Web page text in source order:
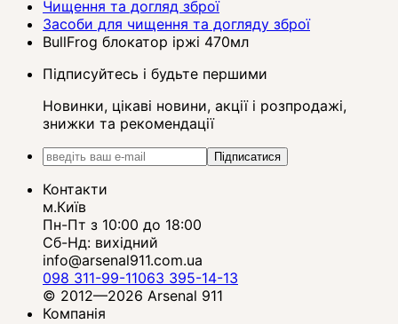
Чищення та догляд зброї
Засоби для чищення та догляду зброї
BullFrog блокатор іржі 470мл
Підписуйтесь і будьте першими
Новинки, цікаві новини, акції і розпродажі,
знижки та рекомендації
Підписатися
Контакти
м.Київ
Пн-Пт з 10:00 до 18:00
Сб-Нд: вихідний
info@arsenal911.com.ua
098 311-99-11063 395-14-13
© 2012—2026 Arsenal 911
Компанія